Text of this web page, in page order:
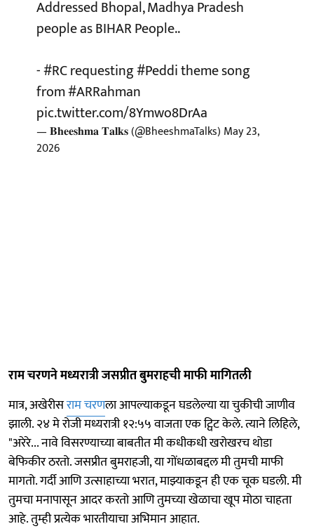
Addressed Bhopal, Madhya Pradesh
people as BIHAR People..
-#RCrequesting#Pedditheme song
from#ARRahman
pic.twitter.com/8Ymwo8DrAa
— 𝐁𝐡𝐞𝐞𝐬𝐡𝐦𝐚 𝐓𝐚𝐥𝐤𝐬 (@BheeshmaTalks) May 23,
2026
राम चरणने मध्यरात्री जसप्रीत बुमराहची माफी मागितली
मात्र, अखेरीसराम चरणला आपल्याकडून घडलेल्या या चुकीची जाणीव
झाली. २४ मे रोजी मध्यरात्री १२:५५ वाजता एक ट्विट केले. त्याने लिहिले,
"अरेरे... नावे विसरण्याच्या बाबतीत मी कधीकधी खरोखरच थोडा
बेफिकीर ठरतो. जसप्रीत बुमराहजी, या गोंधळाबद्दल मी तुमची माफी
मागतो. गर्दी आणि उत्साहाच्या भरात, माझ्याकडून ही एक चूक घडली. मी
तुमचा मनापासून आदर करतो आणि तुमच्या खेळाचा खूप मोठा चाहता
आहे. तुम्ही प्रत्येक भारतीयाचा अभिमान आहात.